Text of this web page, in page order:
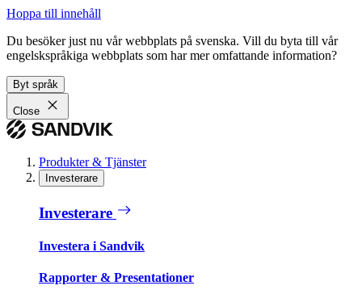
Hoppa till innehåll
Du besöker just nu vår webbplats på svenska. Vill du byta till vår
engelskspråkiga webbplats som har mer omfattande information?
Byt språk
Close
Produkter & Tjänster
Investerare
Investerare
Investera i Sandvik
Rapporter & Presentationer